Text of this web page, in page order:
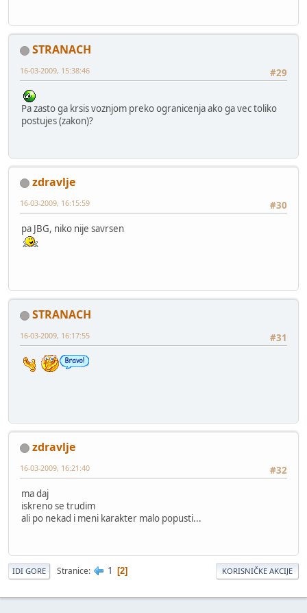
STRANACH
#29
16-03-2009, 15:38:46
Pa zasto ga krsis voznjom preko ogranicenja ako ga vec toliko
postujes (zakon)?
zdravlje
#30
16-03-2009, 16:15:59
pa JBG, niko nije savrsen
STRANACH
#31
16-03-2009, 16:17:55
zdravlje
#32
16-03-2009, 16:21:40
ma daj
iskreno se trudim
ali po nekad i meni karakter malo popusti...
IDI GORE Stranice 1 2 KORISNIČKE AKCIJE